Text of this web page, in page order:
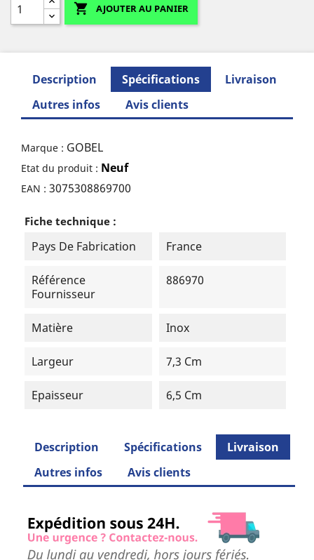
 AJOUTER AU PANIER
Description Spécifications
Livraison
Autres infos
Avis clients
Marque : GOBEL
Etat du produit : Neuf
EAN : 3075308869700
Fiche technique :
Pays De Fabrication France
Référence
Fournisseur
886970
Matière Inox
Largeur 7,3 Cm
Epaisseur 6,5 Cm
Description Spécifications
Livraison
Autres infos
Avis clients